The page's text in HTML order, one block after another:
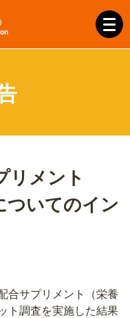
リメント
ついてのイン
合サプリメント（栄養
ト調査を実施した結果